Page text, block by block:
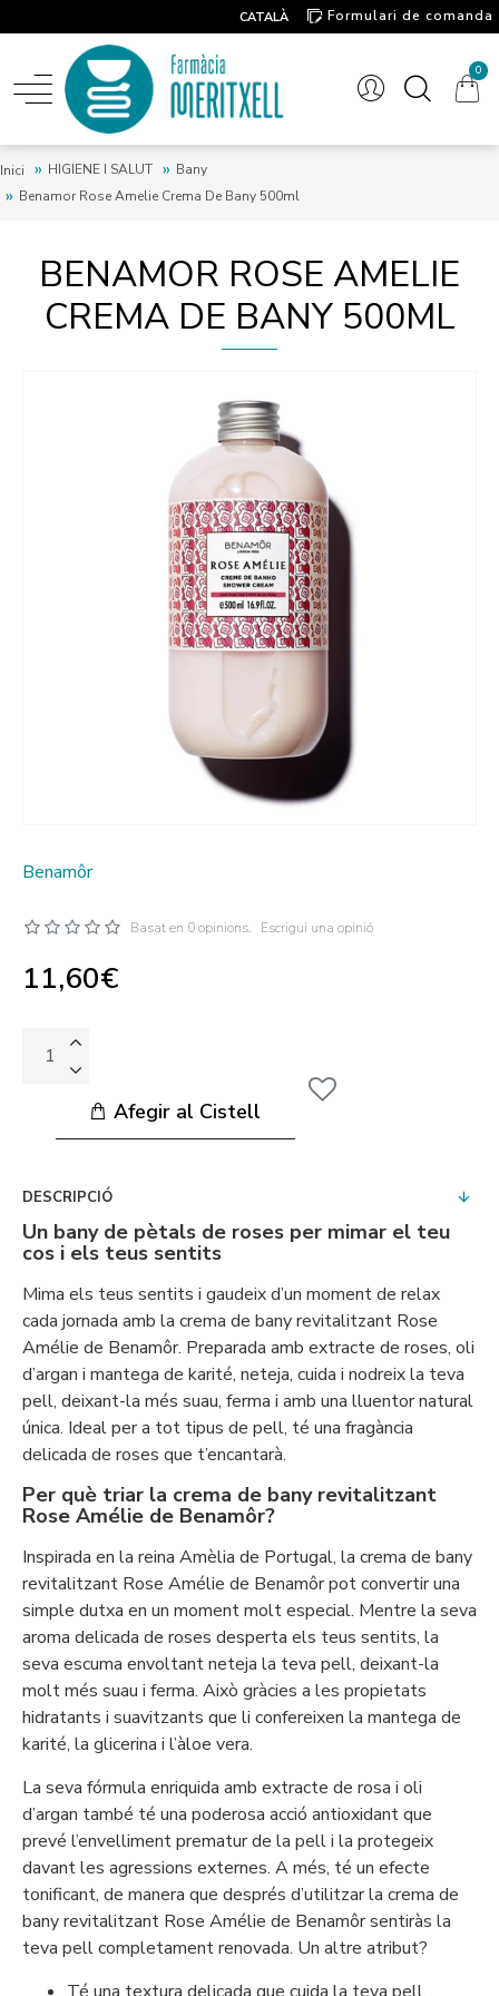
CATALÀ
Formulari de comanda
0
Inici HIGIENE I SALUT
Bany
Benamor Rose Amelie Crema De Bany 500ml
BENAMOR ROSE AMELIE
CREMA DE BANY 500ML
Benamôr
Basat en 0 opinions. Escrigui una opinió
11,60€
Afegir al Cistell
DESCRIPCIÓ
Un bany de pètals de roses per mimar el teu
cos i els teus sentits
Mima els teus sentits i gaudeix d’un moment de relax
cada jornada amb la crema de bany revitalitzant Rose
Amélie de Benamôr. Preparada amb extracte de roses, oli
d’argan i mantega de karité, neteja, cuida i nodreix la teva
pell, deixant-la més suau, ferma i amb una lluentor natural
única. Ideal per a tot tipus de pell, té una fragància
delicada de roses que t’encantarà.
Per què triar la crema de bany revitalitzant
Rose Amélie de Benamôr?
Inspirada en la reina Amèlia de Portugal, la crema de bany
revitalitzant Rose Amélie de Benamôr pot convertir una
simple dutxa en un moment molt especial. Mentre la seva
aroma delicada de roses desperta els teus sentits, la
seva escuma envoltant neteja la teva pell, deixant-la
molt més suau i ferma. Això gràcies a les propietats
hidratants i suavitzants que li confereixen la mantega de
karité, la glicerina i l’àloe vera.
La seva fórmula enriquida amb extracte de rosa i oli
d’argan també té una poderosa acció antioxidant que
prevé l’envelliment prematur de la pell i la protegeix
davant les agressions externes. A més, té un efecte
tonificant, de manera que després d’utilitzar la crema de
bany revitalitzant Rose Amélie de Benamôr sentiràs la
teva pell completament renovada. Un altre atribut?